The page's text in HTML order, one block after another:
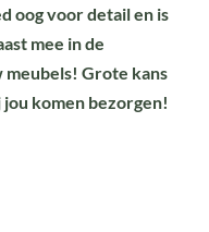
oog voor detail en is
mee in de
meubels! Grote kans
komen bezorgen!